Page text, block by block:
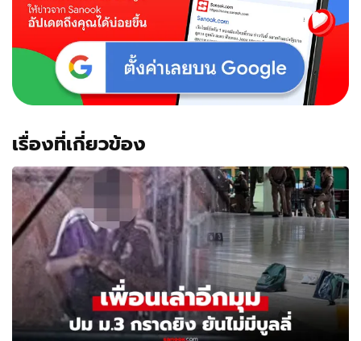
เรื่องที่เกี่ยวข้อง